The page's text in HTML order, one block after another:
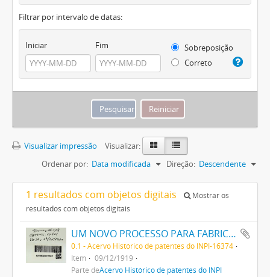
Filtrar por intervalo de datas:
Iniciar Fim
Sobreposição
Correto
Visualizar impressão
Visualizar:
Ordenar por: Data modificada Direção: Descendente
1 resultados com objetos digitais
Mostrar os
resultados com objetos digitais
UM NOVO PROCESSO PARA FABRICAÇÃO DE MATERIAS CORANTES PRETAS ESCARLATES E AZUIS DOS MATIZES MAIS CLAROS AOS MAIS ESCUROS PARA TINGIR ALGODÃO DIRECTAMENTE
0.1 - Acervo Histórico de patentes do INPI-16374
Item
09/12/1919
Parte deAcervo Histórico de patentes do INPI